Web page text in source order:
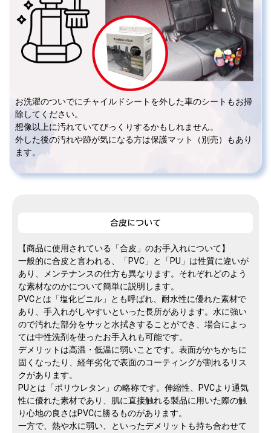
お洗濯のついでにチャイルドシートを外した車のシートもお掃
除してください。
想像以上に汚れていてびっくりするかもしれません。
外した後の汚れや跡が気になる方は保護マット（別売）もあり
ます。
合皮について
【商品に使用されている「合皮」のお手入れについて】
一般的に合皮と言われる、「PVC」と「PU」は性質に違いが
あり、メンテナンスの仕方も異なります。それぞれどのよう
な素材なのかについて簡単に説明します。
PVCとは「塩化ビニル」とも呼ばれ、耐水性に優れた素材で
あり、手入れがしやすいといった長所があります。水に強い
ので汚れた部分をサッと水拭きすることができ、場合によっ
ては中性洗剤を使ったお手入れも可能です。
デメリットは高温・低温に弱いことです。表面がかちかちに
固くなったり、経年劣化で表面のコーティングが割れるリス
クがあります。
PUとは「ポリウレタン」の略称です。伸縮性、PVCより通気
性に優れた素材であり、肌に直接触れる製品に用いた際の触
り心地の良さはPVCに勝るものがあります。
一方で、熱や水に弱い、といったデメリットも持ち合わせて